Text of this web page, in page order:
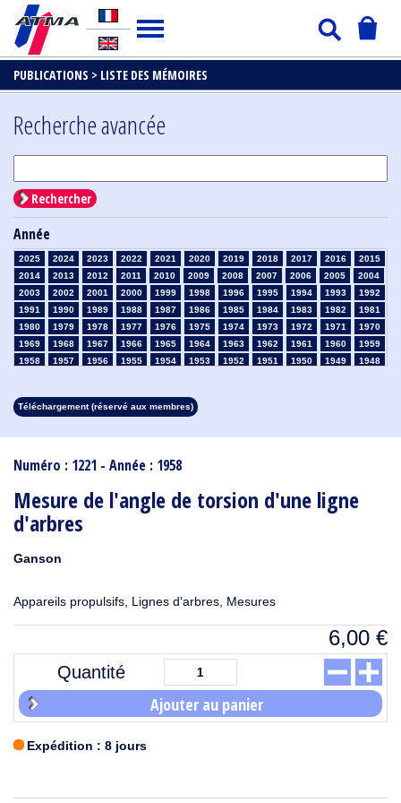
PUBLICATIONS > LISTE DES MÉMOIRES
Numéro : 1221 - Année : 1958
Mesure de l'angle de torsion d'une ligne
d'arbres
Ganson
Appareils propulsifs, Lignes d'arbres, Mesures
6,00 €
Quantité
Ajouter au panier
Expédition : 8 jours
Recherche avancée
Rechercher
Année
2025 2024 2023 2022 2021 2020 2019 2018 2017 2016
2015
2014
2013 2012 2011 2010 2009 2008 2007 2006 2005
2004
2003
2002 2001 2000 1999 1998 1996 1995 1994 1993
1992
1991
1990 1989 1988 1987 1986 1985 1984 1983 1982
1981
1980
1979 1978 1977 1976 1975 1974 1973 1972 1971
1970
1969
1968 1967 1966 1965 1964 1963 1962 1961 1960
1959
1958
1957 1956 1955 1954 1953 1952 1951 1950 1949
1948
1913
1912 1911 1910 1909 1908
Téléchargement (réservé aux membres)